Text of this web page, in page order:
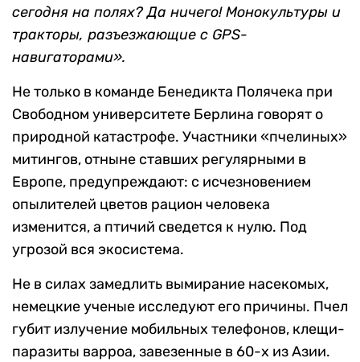
сегодня на полях? Да ничего! Монокультуры и
тракторы, разъезжающие с GPS-
навигаторами».
Не только в команде Бенедикта Полячека при
Свободном университете Берлина говорят о
природной катастрофе. Участники «пчелиных»
митингов, отныне ставших регулярными в
Европе, предупреждают: с исчезновением
опылителей цветов рацион человека
изменится, а птичий сведется к нулю. Под
угрозой вся экосистема.
Не в силах замедлить вымирание насекомых,
немецкие ученые исследуют его причины. Пчел
губит излучение мобильных телефонов, клещи-
паразиты варроа, завезенные в 60-х из Азии.